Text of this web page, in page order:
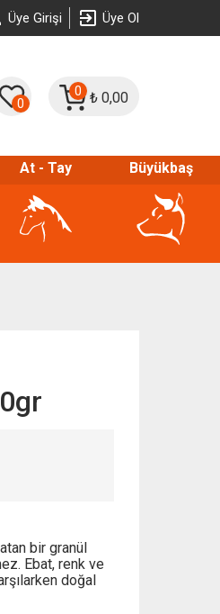
Üye Girişi Üye Ol
0
0 ₺ 0,00
At - Tay Büyükbaş
bir granül
Ebat, renk ve
doğal